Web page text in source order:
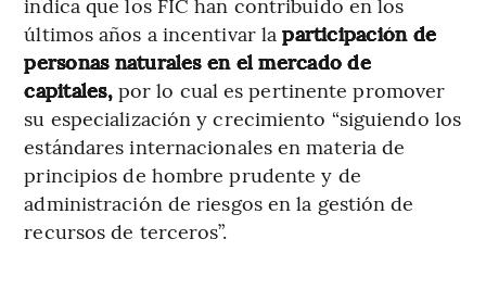
últimos años a incentivar laparticipación de
personas naturales en el mercado de
capitales,por lo cual es pertinente promover
su especialización y crecimiento “siguiendo los
estándares internacionales en materia de
principios de hombre prudente y de
administración de riesgos en la gestión de
recursos de terceros”.